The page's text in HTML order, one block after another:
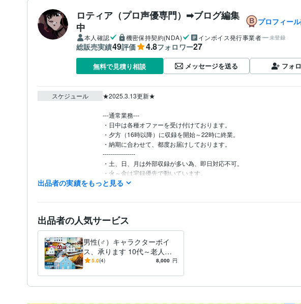
ロティア（プロ声優専門）➡ブログ編集
中
プロフィー
本人確認 機密保持契約(NDA) インボイス発行事業者 未登録
総販売実績49評価 4.8フォロワー27
無料で見積り相談 メッセージを送る フォ
スケジュール ★2025.3.13更新★
---通常業務---
・日中は各種オファーを受け付けております。
・夕方（16時以降）に収録を開始～22時に終業。
・納期に合わせて、都度お届けしております。
----------------
・土、日、月は外部収録が多い為、即日対応不可。
・火～金は宅録優先で動いています。
------------------------------------
★【声優ブログ】について★
芸歴20年を迎えました。
現在も本業は声の仕事で、後進に指導にも当たっています。
昨今、お手軽にネット声優になれてしまう手前、
芝居の基礎力が培われないまま伸び悩む例も多くあります。
演技論は自ら構築するものですが、
初心からのベクトルはとても大切なものです。
出品者の実績をもっと見る
出品者の人気サービス
男性(♂）キャラクターボイ
ス、承ります 10代～老人、
モンスターやロボットまでレ
5.0(4) 8,000 円